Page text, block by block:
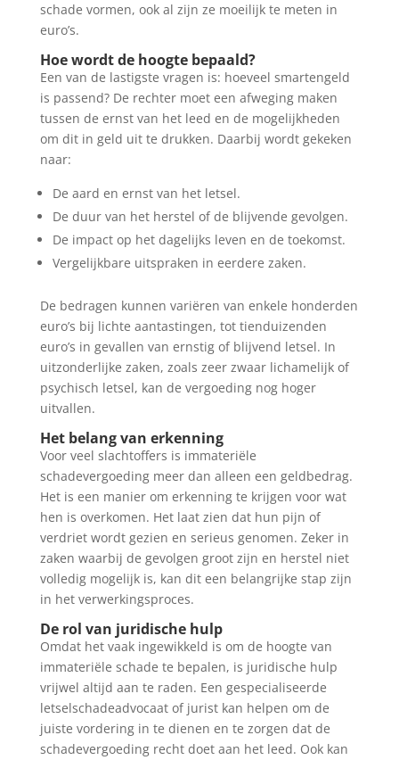
schade vormen, ook al zijn ze moeilijk te meten in
euro’s.
Hoe wordt de hoogte bepaald?
Een van de lastigste vragen is: hoeveel smartengeld
is passend? De rechter moet een afweging maken
tussen de ernst van het leed en de mogelijkheden
om dit in geld uit te drukken. Daarbij wordt gekeken
naar:
De aard en ernst van het letsel.
De duur van het herstel of de blijvende gevolgen.
De impact op het dagelijks leven en de toekomst.
Vergelijkbare uitspraken in eerdere zaken.
De bedragen kunnen variëren van enkele honderden
euro’s bij lichte aantastingen, tot tienduizenden
euro’s in gevallen van ernstig of blijvend letsel. In
uitzonderlijke zaken, zoals zeer zwaar lichamelijk of
psychisch letsel, kan de vergoeding nog hoger
uitvallen.
Het belang van erkenning
Voor veel slachtoffers is immateriële
schadevergoeding meer dan alleen een geldbedrag.
Het is een manier om erkenning te krijgen voor wat
hen is overkomen. Het laat zien dat hun pijn of
verdriet wordt gezien en serieus genomen. Zeker in
zaken waarbij de gevolgen groot zijn en herstel niet
volledig mogelijk is, kan dit een belangrijke stap zijn
in het verwerkingsproces.
De rol van juridische hulp
Omdat het vaak ingewikkeld is om de hoogte van
immateriële schade te bepalen, is juridische hulp
vrijwel altijd aan te raden. Een gespecialiseerde
letselschadeadvocaat of jurist kan helpen om de
juiste vordering in te dienen en te zorgen dat de
schadevergoeding recht doet aan het leed. Ook kan